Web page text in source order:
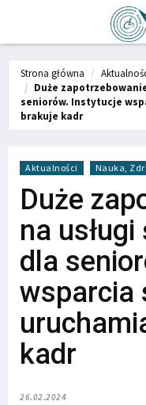
Strona główna
Duże
seniorów. Instytucje
brakuje kadr
Aktualności Nauka,
Duże
na
dla
wsparcia
kadr
26.02.2024